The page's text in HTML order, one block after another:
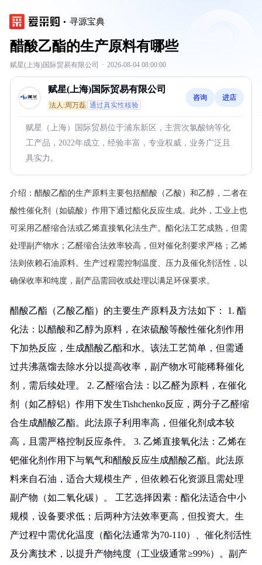
寻源宝典
醋酸乙酯的生产原料有哪些
赋星(上海)国际贸易有限公司 · 2026-08-04 08:00:00
赋星(上海)国际贸易有限公司
法人:周万磊 通过真实性核验
咨询 进店
赋星（上海）国际贸易位于浦东新区，主营次氯酸钠等化
工产品，2022年成立，经验丰富，专业权威，业务广泛且
具实力。
介绍： 醋酸乙酯的生产原料主要包括醋酸（乙酸）和乙醇，二者在
酸性催化剂（如硫酸）作用下通过酯化反应生成。此外，工业上也
可采用乙醛缩合法或乙烯直接氧化法生产。酯化法工艺成熟，但需
处理副产物水；乙醛缩合法效率较高，但对催化剂要求严格；乙烯
法则依赖石油原料。生产过程需控制温度、压力及催化剂活性，以
确保收率和纯度，副产品需回收或处理以满足环保要求。
醋酸乙酯（乙酸乙酯）的主要生产原料及方法如下： 1. 酯
化法：以醋酸和乙醇为原料，在浓硫酸等酸性催化剂作用
下加热反应，生成醋酸乙酯和水。该法工艺简单，但需通
过共沸蒸馏去除水分以提高收率，副产物水可能稀释催化
剂，需后续处理。 2. 乙醛缩合法：以乙醛为原料，在催化
剂（如乙醇铝）作用下发生Tishchenko反应，两分子乙醛缩
合生成醋酸乙酯。此法原子利用率高，但催化剂成本较
高，且需严格控制反应条件。 3. 乙烯直接氧化法：乙烯在
钯催化剂作用下与氧气和醋酸反应生成醋酸乙酯。此法原
料来自石油，适合大规模生产，但依赖石化资源且需处理
副产物（如二氧化碳）。 工艺选择因素：酯化法适合中小
规模，设备要求低；后两种方法效率更高，但投资大。生
产过程中需优化温度（酯化法通常为70-110）、催化剂活性
及分离技术，以提升产物纯度（工业级通常≥99%）。副产